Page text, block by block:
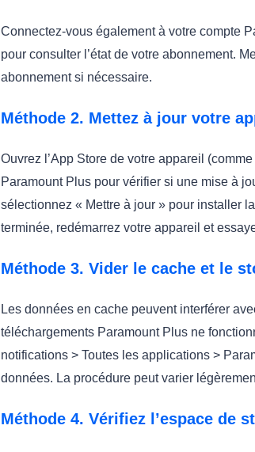
Connectez-vous également à votre compte
pour consulter l’état de votre abonnement.
abonnement si nécessaire.
Méthode 2. Mettez à jour votre
Ouvrez l’App Store de votre appareil
Paramount Plus pour vérifier si une mise à
sélectionnez « Mettre à jour » pour installer
terminée, redémarrez votre appareil et
Méthode 3. Vider le cache et le
Les données en cache peuvent interférer
téléchargements Paramount Plus ne
notifications > Toutes les applications >
données. La procédure peut varier
Méthode 4. Vérifiez l’espace de